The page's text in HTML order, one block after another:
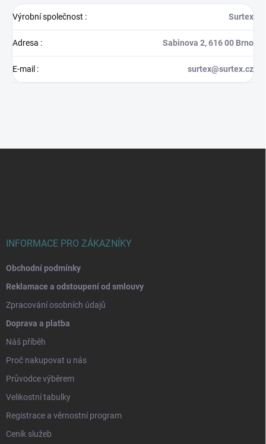
Výrobní společnost : Surtex
Adresa : Sabinova 2, 616 00 Brno
E-mail : surtex@surtex.cz
INFORMACE PRO ZÁKAZNÍKY
Obchodní podmínky
Reklamace a odstoupení od smlouvy
Zpracování osobních údajů
Doprava a platba
Náš příběh
Proč nakupovat u nás
Průvodce výběrem
Velikostní tabulky
Registrace a věrnostní program
Ceník služeb